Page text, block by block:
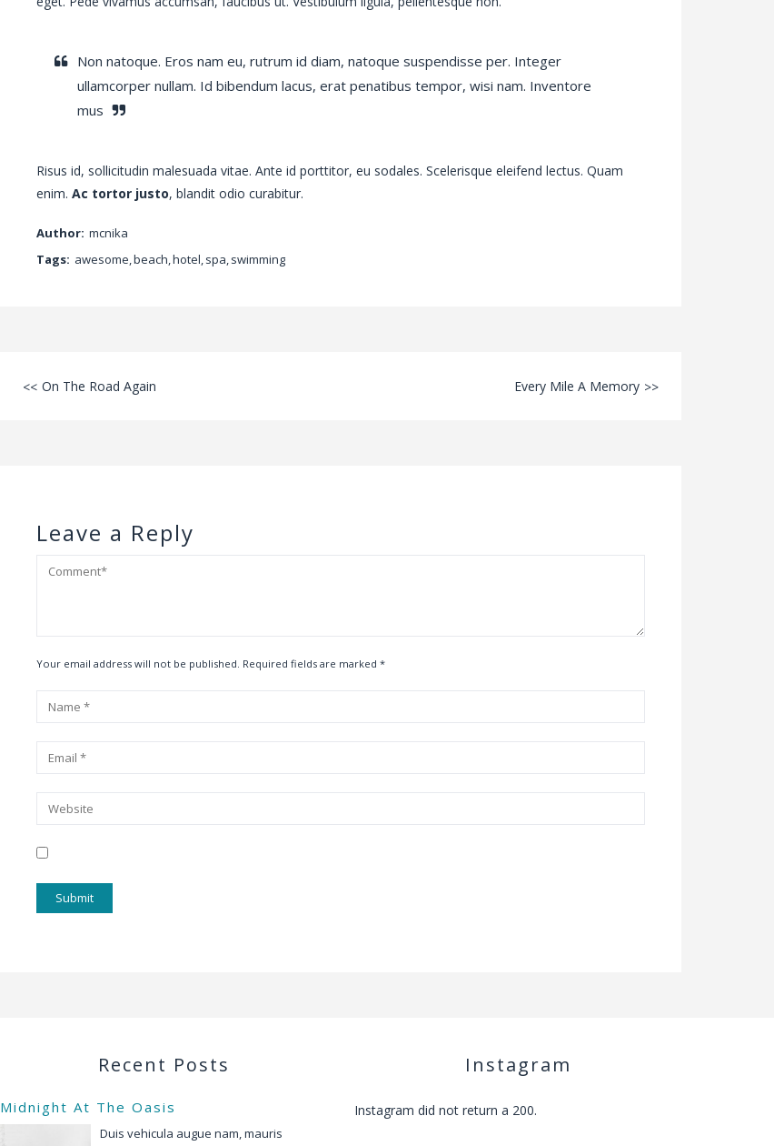
Non natoque. Eros nam eu, rutrum id diam, natoque suspendisse per. Integer
ullamcorper nullam. Id bibendum lacus, erat penatibus tempor, wisi nam. Inventore
mus
Risus id, sollicitudin malesuada vitae. Ante id porttitor, eu sodales. Scelerisque eleifend lectus. Quam
enim. Ac tortor justo, blandit odio curabitur.
Author: mcnika
Tags: awesome,beach,hotel,spa,swimming
On The Road Again Every Mile A Memory
Leave a Reply
Your email address will not be published. Required fields are marked *
Recent Posts
Midnight At The Oasis
Duis vehicula augue nam, mauris
Instagram
Instagram did not return a 200.